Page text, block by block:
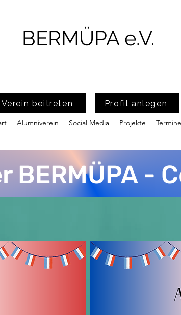
BERMÜPA e.V.
Verein beitreten
Alumniverein Social Media Projekte Termine
Profil anlegen
BERMÜPA -